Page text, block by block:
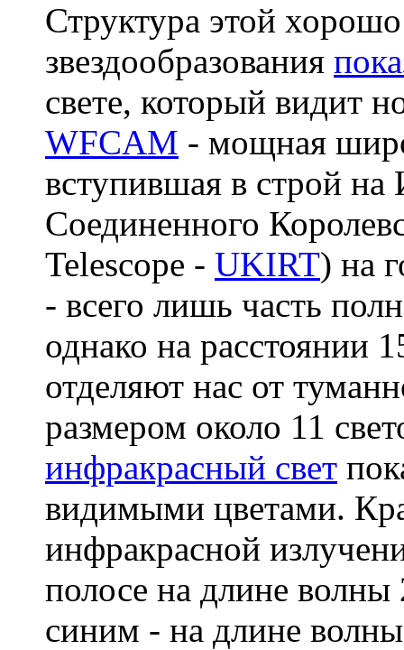
Структура этой
звездообразования
свете, который видит
WFCAM - мощная
вступившая в строй на
Соединенного
Telescope - UKIRT) на
- всего лишь часть
однако на расстоянии
отделяют нас от
размером около 11
инфракрасный свет
видимыми цветами.
инфракрасной
полосе на длине
синим - на длине